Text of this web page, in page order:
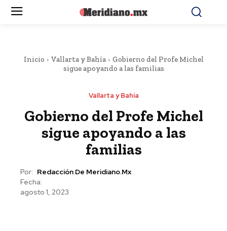
Inicio Vallarta y Bahía
Gobierno del Profe Michel
sigue apoyando a las familias
Vallarta y Bahía
Gobierno del Profe Michel
sigue apoyando a las
familias
Por: Redacción De Meridiano.mx
Fecha:
agosto 1, 2023